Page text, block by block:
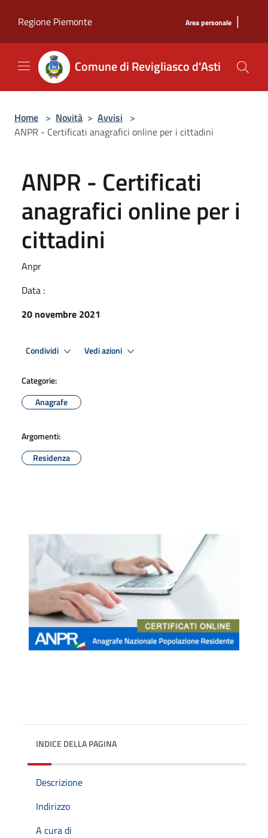
Regione Piemonte
Area personale |
Comune di Revigliasco d'Asti
Home > Novità > Avvisi >
ANPR - Certificati anagrafici online per i cittadini
ANPR - Certificati
anagrafici online per i
cittadini
Anpr
Data :
20 novembre 2021
Condividi Vedi azioni
Categorie:
Anagrafe
Argomenti:
Residenza
INDICE DELLA PAGINA
Descrizione
Indirizzo
A cura di